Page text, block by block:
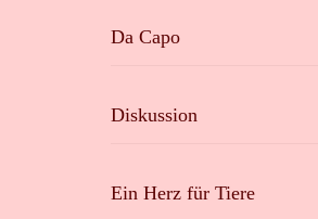
Da Capo
Diskussion
Ein Herz für Tiere